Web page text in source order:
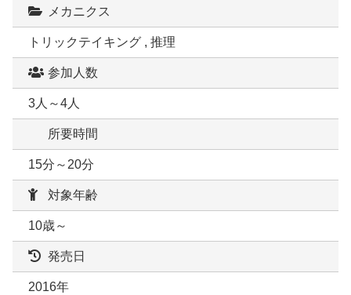
メカニクス
トリックテイキング , 推理
参加人数
3人～4人
所要時間
15分～20分
対象年齢
10歳～
発売日
2016年